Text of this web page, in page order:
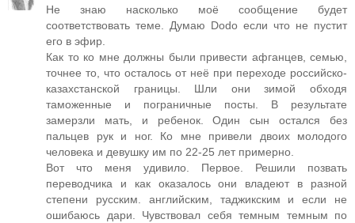
Не знаю насколько моё сообщение будет
соответствовать теме. Думаю Dodo если что не пустит
его в эфир.
Как то ко мне должны были привести афганцев, семью,
точнее то, что осталось от неё при переходе российско-
казахстанской границы. Шли они зимой обходя
таможенные и пограничные посты. В результате
замерзли мать, и ребенок. Один сын остался без
пальцев рук и ног. Ко мне привели двоих молодого
человека и девушку им по 22-25 лет примерно.
Вот что меня удивило. Первое. Решили позвать
переводчика и как оказалось они владеют в разной
степени русским. английским, таджикским и если не
ошибаюсь дари. Чувствовал себя темным темным по